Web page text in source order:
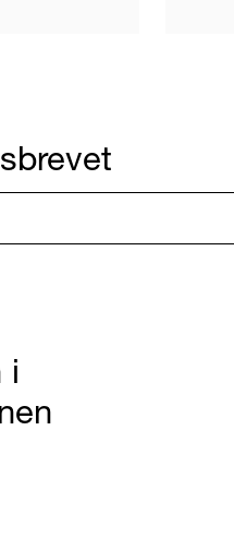
i